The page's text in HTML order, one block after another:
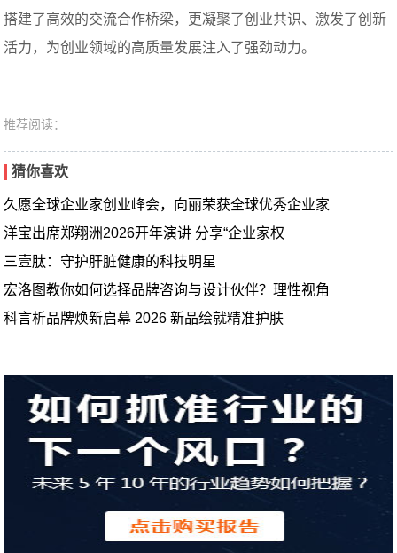
搭建了高效的交流合作桥梁，更凝聚了创业共识、激发了创新
活力，为创业领域的高质量发展注入了强劲动力。
推荐阅读：
猜你喜欢
久愿全球企业家创业峰会，向丽荣获全球优秀企业家
洋宝出席郑翔洲2026开年演讲 分享“企业家权
三壹肽：守护肝脏健康的科技明星
宏洛图教你如何选择品牌咨询与设计伙伴？理性视角
科言析品牌焕新启幕 2026 新品绘就精准护肤